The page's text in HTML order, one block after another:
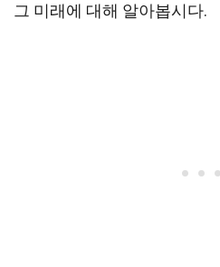
그 미래에 대해 알아봅시다.